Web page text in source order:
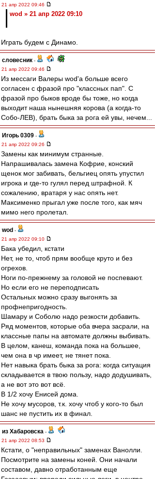
21 апр 2022 09:46
wod » 21 апр 2022 09:10
Играть будем с Динамо.
словесник -
21 апр 2022 09:46
Из мессаги Валеры wod'а больше всего
согласен с фразой про "классных пап". С
фразой про быков вроде бы тоже, но когда
выходит наша нынешняя корова (а когда-то
Собо-ЛЕВ), брать быка за рога ей увы, нечем...
Игорь 0309 -
21 апр 2022 09:26
Замены как минимум странные.
Напрашивалась замена Кофрие, конский
щенок мог забивать, бельгиец опять упустил
игрока и где-то гулял перед штрафной. К
сожалению, вратаря у нас опять нет.
Максименко прыгал уже после того, как мяч
мимо него пролетал.
wod -
21 апр 2022 09:10
Бака убедил, кстати
Нет, не то, чтоб прям вообще круто и без
огрехов.
Ноги по-прежнему за головой не поспевают.
Но если его не переподписать
Остальных можно сразу выгонять за
профнепригодность.
Шамару и Соболю надо резкости добавить.
Ряд моментов, которые оба вчера засрали, на
классные папы на автомате должны выбивать.
В целом, канеш, команда пока на большее,
чем она в чр имеет, не тянет пока.
Нет навыка брать быка за рога: когда ситуация
складывается в твою пользу, надо додушивать,
а не вот это вот всё.
В 1/2 хочу Енисей дома.
Не хочу мусоров, т.к. хочу чтоб у кого-то был
шанс не пустить их в финал.
из Хабаровска -
21 апр 2022 08:53
Кстати, о "неправильных" заменах Ванолли.
Посмотрите на замены коней. Они начали
составом, давно отработанным еще